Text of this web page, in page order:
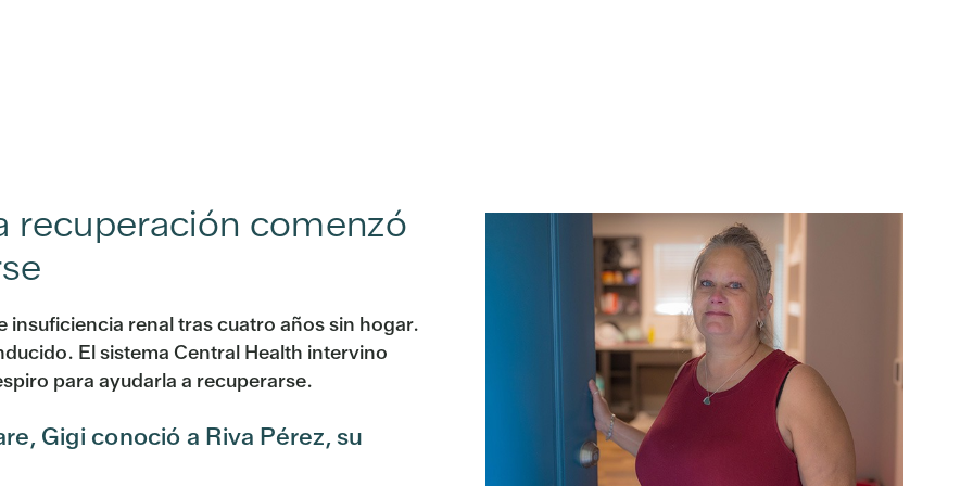
recuperación comenzó
renal tras cuatro años sin hogar.
El sistema Central Health intervino
para ayudarla a recuperarse.
Gigi conoció a Riva Pérez, su